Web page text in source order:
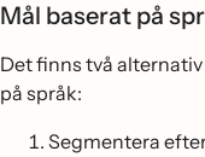
Mål baserat på
Det finns två
på språk:
Segmentera